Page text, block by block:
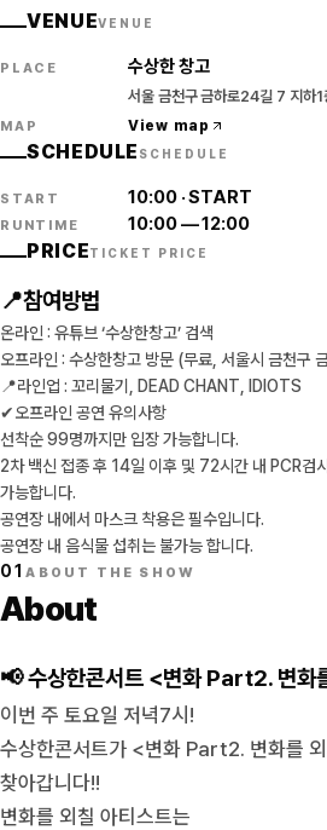
VENUEVENUE
PLACE 수상한 창고
서울 금천구 금하로24길 7 지하1
MAP View map
SCHEDULE SCHEDULE
START 10:00·START
RUNTIME 10:00—12:00
PRICETICKET PRICE
📍참여방법
온라인 : 유튜브 ‘수상한창고’ 검색
오프라인 : 수상한창고 방문 (무료, 서울시 금천구
📍라인업 : 꼬리물기, DEAD CHANT, IDIOTS
✔오프라인 공연 유의사항
선착순 99명까지만 입장 가능합니다.
2차 백신 접종 후 14일 이후 및 72시간 내 PCR검
가능합니다.
공연장 내에서 마스크 착용은 필수입니다.
공연장 내 음식물 섭취는 불가능 합니다.
01ABOUT THE SHOW
About
📢 수상한콘서트 <변화 Part2. 변화
이번 주 토요일 저녁7시!
수상한콘서트가 <변화 Part2. 변화를
찾아갑니다!!
변화를 외칠 아티스트는